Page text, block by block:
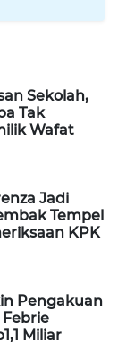
Sekolah,
Tak
Wafat
Jadi
Tempel
KPK
Pengakuan
Miliar